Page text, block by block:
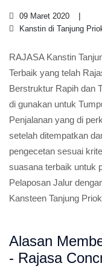
09 Maret 2020
Kanstin di Tanjung
RAJASA Kanstin
Terbaik yang telah
Berstruktur Rapih dan
di gunakan untuk
Penjalanan yang di
setelah ditempatkan
pengecetan sesuai
suasana terbaik untuk
Pelaposan Jalur
Kansteen Tanjung
Alasan
- Rajasa